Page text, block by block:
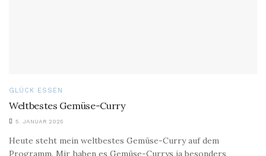
GLÜCK ESSEN
Weltbestes Gemüse-Curry
5. JANUAR 2025
Heute steht mein weltbestes Gemüse-Curry auf dem
Programm. Mir haben es Gemüse-Currys ja besonders